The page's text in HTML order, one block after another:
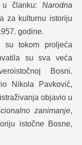
u članku: Narodna
za kulturnu istoriju
godine.
su tokom proljeća
su sva veća
Bosni.
Nikola Pavković,
objavio u
zanimanje,
istočne Bosne,